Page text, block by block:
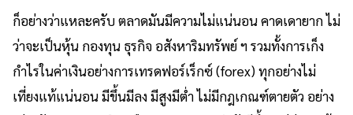
ก็อย่างว่าแหละครับ ตลาดมันมีความไม่แน่นอน คาดเดายาก ไม่
ว่าจะเป็นหุ้น กองทุน ธุรกิจ อสังหาริมทรัพย์ ฯ รวมทั้งการเก็ง
กำไรในค่าเงินอย่างการเทรดฟอร์เร็กซ์ (forex) ทุกอย่างไม่
เที่ยงแท้แน่นอน มีขึ้นมีลง มีสูงมีต่ำ ไม่มีกฎเกณฑ์ตายตัว อย่าง